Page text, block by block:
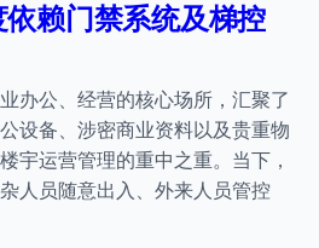
赖门禁系统及梯控
办公、经营的核心场所，汇聚了
设备、涉密商业资料以及贵重物
宇运营管理的重中之重。当下，
人员随意出入、外来人员管控